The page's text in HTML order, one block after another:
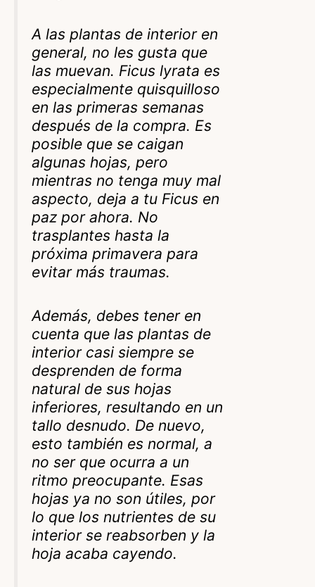
A las plantas de interior en
general, no les gusta que
las muevan. Ficus lyrata es
especialmente quisquilloso
en las primeras semanas
después de la compra. Es
posible que se caigan
algunas hojas, pero
mientras no tenga muy mal
aspecto, deja a tu Ficus en
paz por ahora. No
trasplantes hasta la
próxima primavera para
evitar más traumas.
Además, debes tener en
cuenta que las plantas de
interior casi siempre se
desprenden de forma
natural de sus hojas
inferiores, resultando en un
tallo desnudo. De nuevo,
esto también es normal, a
no ser que ocurra a un
ritmo preocupante. Esas
hojas ya no son útiles, por
lo que los nutrientes de su
interior se reabsorben y la
hoja acaba cayendo.